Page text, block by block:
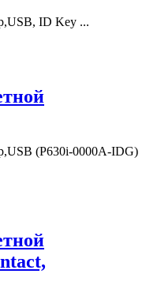
ID Key ...
(P630i-0000A-IDG)